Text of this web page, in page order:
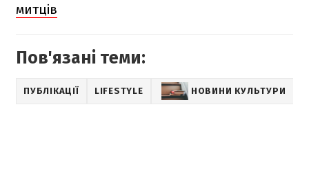
митців
Пов'язані теми:
ПУБЛІКАЦІЇ LIFESTYLE НОВИНИ КУЛЬТУРИ